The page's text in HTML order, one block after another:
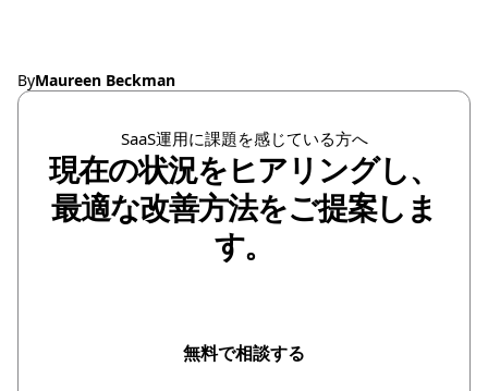
ByMaureen Beckman
SaaS運用に課題を感じている方へ
現在の状況をヒアリングし、
最適な改善方法をご提案しま
す。
無料で相談する